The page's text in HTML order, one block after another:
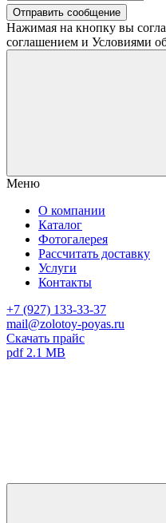
Отправить сообщение
Нажимая на кнопку вы
соглашением и Условиями
Меню
О компании
Каталог
Фотогалерея
Рассчитать доставку
Услуги
Контакты
+7 (927) 133-33-37
mail@zolotoy-poyas.ru
Скачать прайс
pdf 2.1 MB